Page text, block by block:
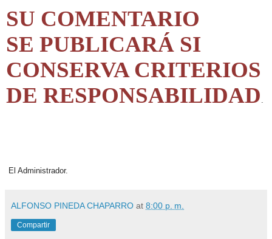
SU COMENTARIO
SE PUBLICARÁ SI
CONSERVA CRITERIOS
DE RESPONSABILIDAD
El Administrador.
ALFONSO PINEDA CHAPARRO at 8:00 p. m.
Compartir